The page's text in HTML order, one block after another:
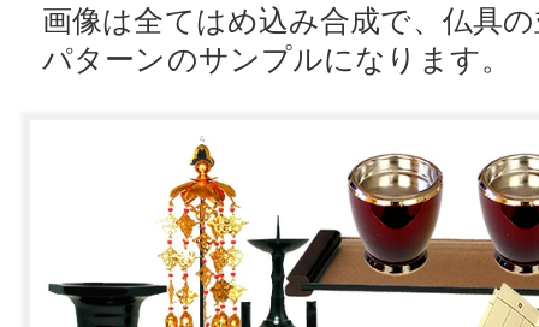
画像は全てはめ込み合成で、仏具
パターンのサンプルになります。